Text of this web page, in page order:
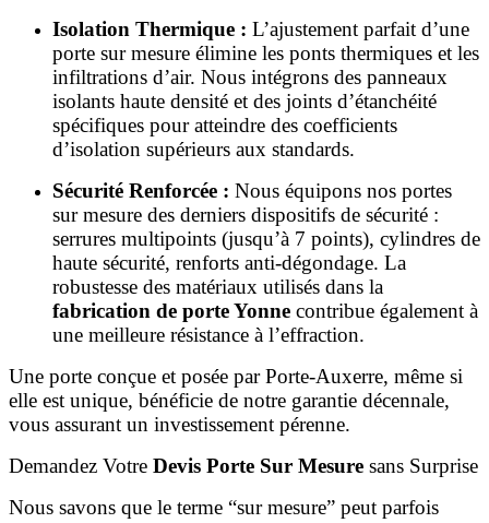
Isolation Thermique : L’ajustement parfait d’une
porte sur mesure élimine les ponts thermiques et les
infiltrations d’air. Nous intégrons des panneaux
isolants haute densité et des joints d’étanchéité
spécifiques pour atteindre des coefficients
d’isolation supérieurs aux standards.
Sécurité Renforcée : Nous équipons nos portes
sur mesure des derniers dispositifs de sécurité :
serrures multipoints (jusqu’à 7 points), cylindres de
haute sécurité, renforts anti-dégondage. La
robustesse des matériaux utilisés dans la
fabrication de porte Yonne contribue également à
une meilleure résistance à l’effraction.
Une porte conçue et posée par Porte-Auxerre, même si
elle est unique, bénéficie de notre garantie décennale,
vous assurant un investissement pérenne.
Demandez Votre Devis Porte Sur Mesure sans Surprise
Nous savons que le terme “sur mesure” peut parfois